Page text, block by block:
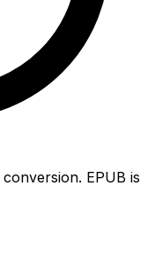
EPUB is